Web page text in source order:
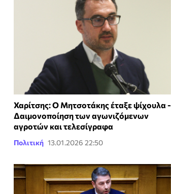
Χαρίτσης: Ο Μητσοτάκης έταξε ψίχουλα -
Δαιμονοποίηση των αγωνιζόμενων
αγροτών και τελεσίγραφα
Πολιτική 13.01.2026 22:50